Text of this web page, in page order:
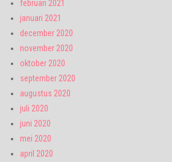
februari 2021
januari 2021
december 2020
november 2020
oktober 2020
september 2020
augustus 2020
juli 2020
juni 2020
mei 2020
april 2020